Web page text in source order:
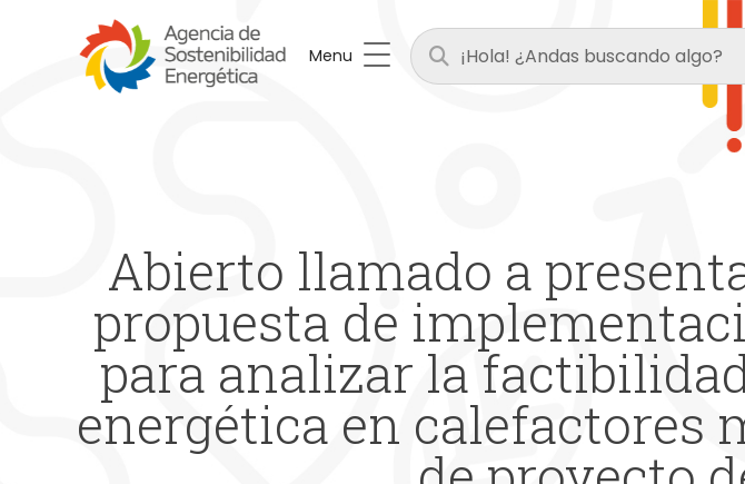
Menu
Abierto llamado a
propuesta de
para analizar la
energética en calefactores